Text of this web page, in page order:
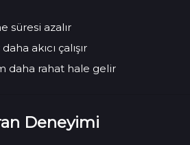
süresi azalır
akıcı çalışır
daha rahat hale gelir
Deneyimi